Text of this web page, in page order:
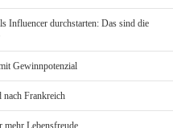
Influencer durchstarten: Das sind die
Gewinnpotenzial
nach Frankreich
mehr Lebensfreude